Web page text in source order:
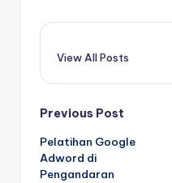
View All Posts
Previous Post
Pelatihan Google
Adword di
Pengandaran